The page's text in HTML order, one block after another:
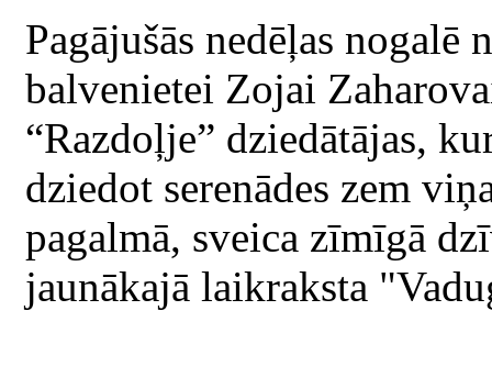
Pagājušās nedēļas nogalē
balvenietei Zojai
“Razdoļje” dziedātājas,
dziedot serenādes zem
pagalmā, sveica zīmīgā
jaunākajā laikraksta